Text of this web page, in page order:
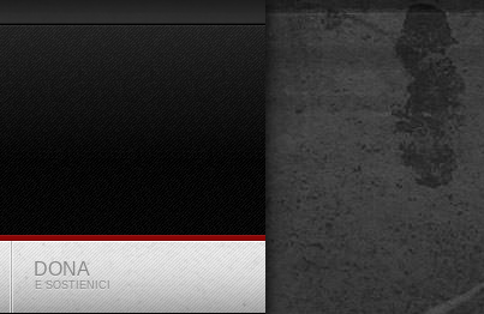
DONA
E SOSTIENICI